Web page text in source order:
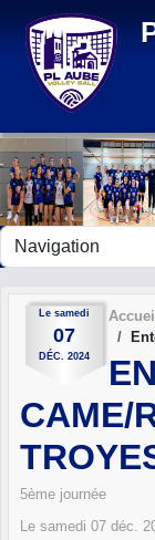
Le samedi
07
DÉC. 2024
CAME/
5ème journée
Le samedi 07 déc.
Panneau de